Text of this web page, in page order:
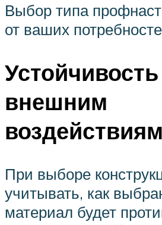
Выбор типа
от ваших
внешним
воздействиям
При выборе
учитывать, как
материал будет